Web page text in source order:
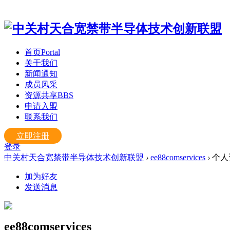
首页Portal
关于我们
新闻通知
成员风采
资源共享BBS
申请入盟
联系我们
立即注册
登录
中关村天合宽禁带半导体技术创新联盟 › ee88comservices › 个
加为好友
发送消息
ee88comservices